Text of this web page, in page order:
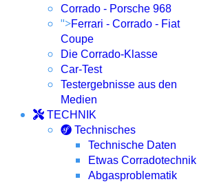
Corrado - Porsche 968
">Ferrari - Corrado - Fiat
Coupe
Die Corrado-Klasse
Car-Test
Testergebnisse aus den
Medien
TECHNIK
Technisches
Technische Daten
Etwas Corradotechnik
Abgasproblematik